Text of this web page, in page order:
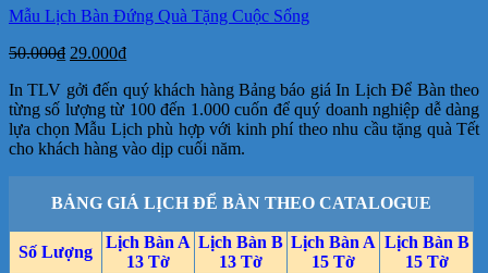
Mẫu Lịch Bàn Đứng Quà Tặng Cuộc Sống
50.000₫ Giá
là:
50.000₫.
29.000₫Giá
tại
là:
29.000₫.
In TLV gởi đến quý khách hàng Bảng báo giá In Lịch Để Bàn theo
từng số lượng từ 100 đến 1.000 cuốn để quý doanh nghiệp dễ dàng
lựa chọn Mẫu Lịch phù hợp với kinh phí theo nhu cầu tặng quà Tết
cho khách hàng vào dịp cuối năm.
BẢNG GIÁ LỊCH ĐỂ BÀN THEO CATALOGUE
Số Lượng
Lịch Bàn A
13 Tờ
Lịch Bàn B
13 Tờ
Lịch Bàn A
15 Tờ
Lịch Bàn B
15 Tờ